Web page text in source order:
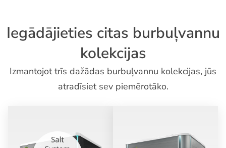
Iegādājieties citas burbuļvannu
kolekcijas
Izmantojot trīs dažādas burbuļvannu kolekcijas, jūs
atradīsiet sev piemērotāko.